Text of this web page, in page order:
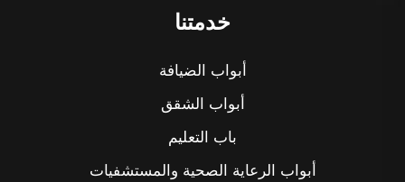
خدمتنا
أبواب الضيافة
أبواب الشقق
باب التعليم
أبواب الرعاية الصحية والمستشفيات